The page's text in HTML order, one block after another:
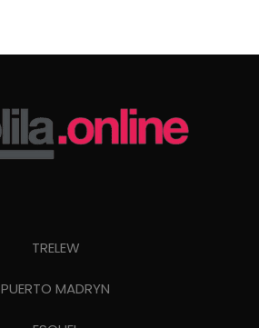
TRELEW
PUERTO MADRYN